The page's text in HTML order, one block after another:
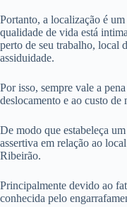
Portanto, a localização é
qualidade de vida está
perto de seu trabalho, local
assiduidade.
Por isso, sempre vale a
deslocamento e ao custo
De modo que estabeleça
assertiva em relação ao
Ribeirão.
Principalmente devido ao
conhecida pelo